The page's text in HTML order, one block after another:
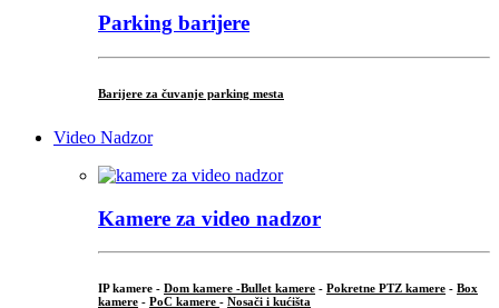
Parking barijere
Barijere za čuvanje parking mesta
Video Nadzor
Kamere za video nadzor
IP kamere - Dom kamere -Bullet kamere - Pokretne PTZ kamere - Box
kamere - PoC kamere - Nosači i kućišta